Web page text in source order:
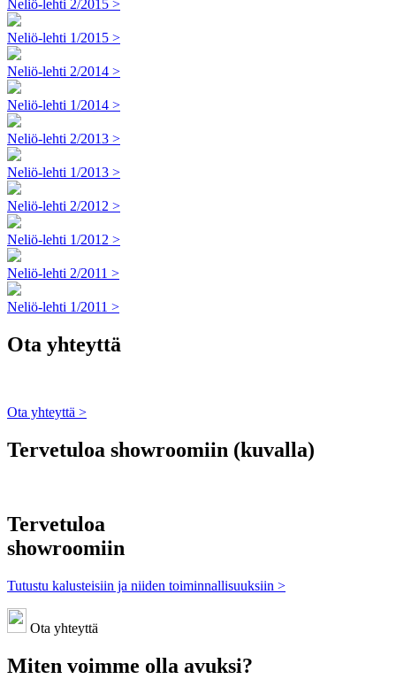
Neliö-lehti 2/2015 >
Neliö-lehti 1/2015 >
Neliö-lehti 2/2014 >
Neliö-lehti 1/2014 >
Neliö-lehti 2/2013 >
Neliö-lehti 1/2013 >
Neliö-lehti 2/2012 >
Neliö-lehti 1/2012 >
Neliö-lehti 2/2011 >
Neliö-lehti 1/2011 >
Ota yhteyttä
Ota yhteyttä >
Tervetuloa showroomiin (kuvalla)
Tervetuloa
showroomiin
Tutustu kalusteisiin ja niiden toiminnallisuuksiin >
Ota yhteyttä
Miten voimme olla avuksi?